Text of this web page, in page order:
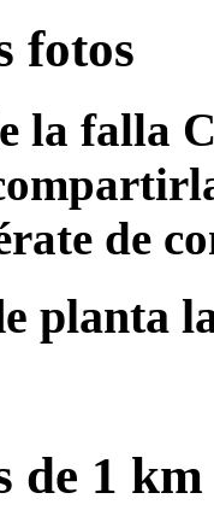
fotos
la falla
de
planta
de 1